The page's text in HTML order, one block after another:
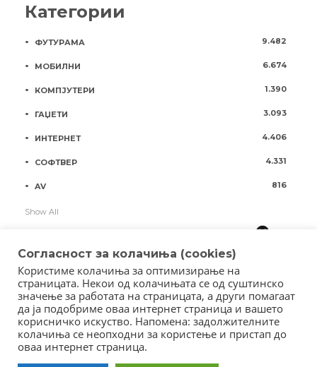
Категории
ФУТУРАМА 9.482
МОБИЛНИ 6.674
КОМПЈУТЕРИ 1.390
ГАЏЕТИ 3.093
ИНТЕРНЕТ 4.406
СОФТВЕР 4.331
AV 816
Show All
Copyright © 2018 - Member of IAB Macedonia
Согласност за колачиња (cookies)
Користиме колачиња за оптимизирање на
страницата. Некои од колачињата се од суштинско
значење за работата на страницата, а други помагаат
да ја подобриме оваа интернет страница и вашето
корисничко искуство. Напомена: задолжителните
колачиња се неопходни за користење и пристап до
оваа интернет страница.